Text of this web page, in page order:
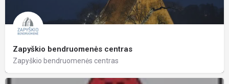
Zapyškio bendruomenės centras
Zapyškio bendruomenės centras